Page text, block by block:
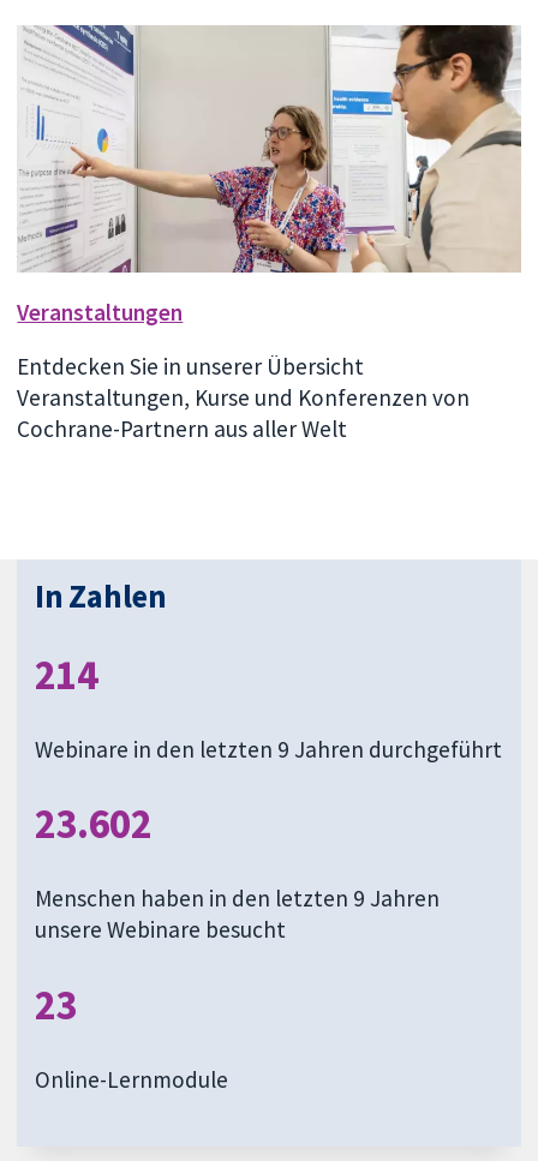
Veranstaltungen
Entdecken Sie in unserer Übersicht
Veranstaltungen, Kurse und Konferenzen von
Cochrane-Partnern aus aller Welt
In Zahlen
214
Webinare in den letzten 9 Jahren durchgeführt
23.602
Menschen haben in den letzten 9 Jahren
unsere Webinare besucht
23
Online-Lernmodule